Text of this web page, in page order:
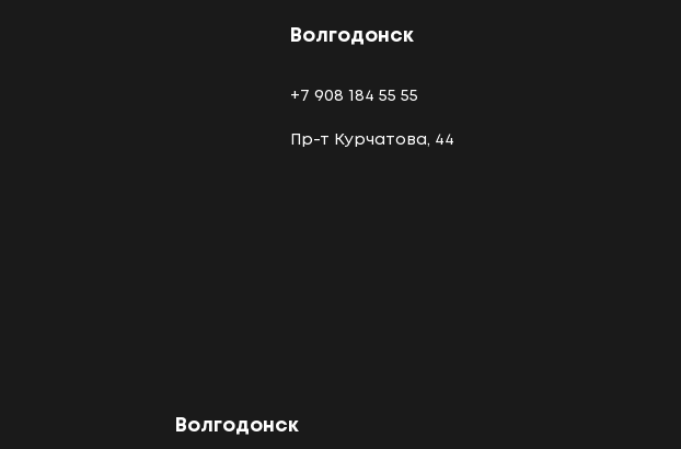
Волгодонск
+7 908 184 55 55
Пр-т Курчатова, 44
Волгодонск